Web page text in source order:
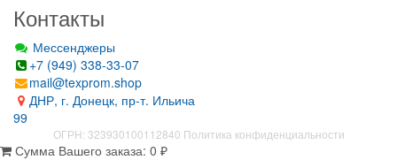
Контакты
Мессенджеры
+7 (949) 338-33-07
mail@texprom.shop
ДНР, г. Донецк, пр-т. Ильича
99
ОГРН: 323930100112840 Политика конфиденциальности
Сумма Вашего заказа: 0 ₽